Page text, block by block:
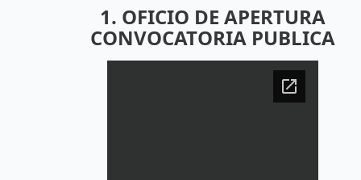
1. OFICIO DE APERTURA
CONVOCATORIA PUBLICA